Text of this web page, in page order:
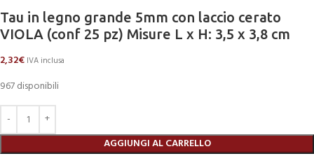
Tau in legno grande 5mm con laccio cerato
VIOLA (conf 25 pz) Misure L x H: 3,5 x 3,8 cm
2,32€ IVA inclusa
967 disponibili
AGGIUNGI AL CARRELLO